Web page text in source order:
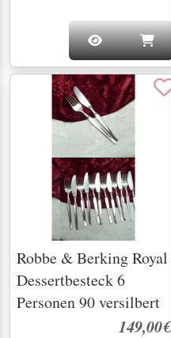
Robbe & Berking Royal
Dessertbesteck 6
Personen 90 versilbert
149,00€